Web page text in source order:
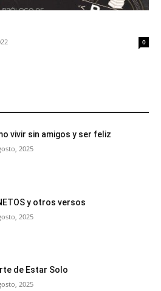
0
vivir sin amigos y ser feliz
2025
y otros versos
2025
de Estar Solo
2025